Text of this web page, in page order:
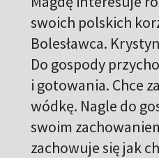
swoich polskich
Bolesławca.
Do gospody
i gotowania. Chce
wódkę. Nagle do
swoim
zachowuje się jak